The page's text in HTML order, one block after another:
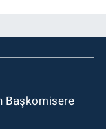
Başkomisere